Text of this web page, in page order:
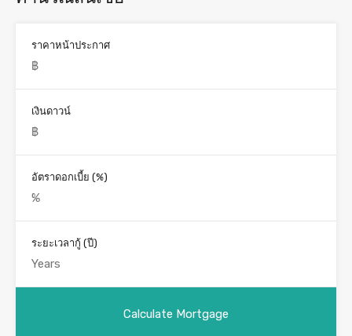
ราคาหน้าประกาศ
เงินดาวน์
อัตราดอกเบี้ย (%)
ระยะเวลากู้ (ปี)